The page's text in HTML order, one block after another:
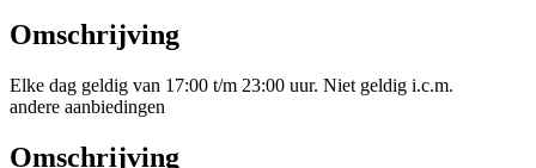
Omschrijving
Elke dag geldig van 17:00 t/m 23:00 uur. Niet geldig i.c.m.
andere aanbiedingen
Omschrijving